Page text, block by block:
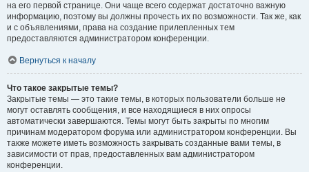
на его первой странице. Они чаще всего содержат достаточно важную
информацию, поэтому вы должны прочесть их по возможности. Так же, как
и с объявлениями, права на создание прилепленных тем
предоставляются администратором конференции.
Вернуться к началу
Что такое закрытые темы?
Закрытые темы — это такие темы, в которых пользователи больше не
могут оставлять сообщения, и все находящиеся в них опросы
автоматически завершаются. Темы могут быть закрыты по многим
причинам модератором форума или администратором конференции. Вы
также можете иметь возможность закрывать созданные вами темы, в
зависимости от прав, предоставленных вам администратором
конференции.